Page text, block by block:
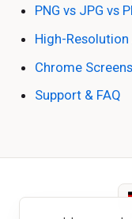
PNG vs JPG vs
High-
Chrome
Support & FAQ